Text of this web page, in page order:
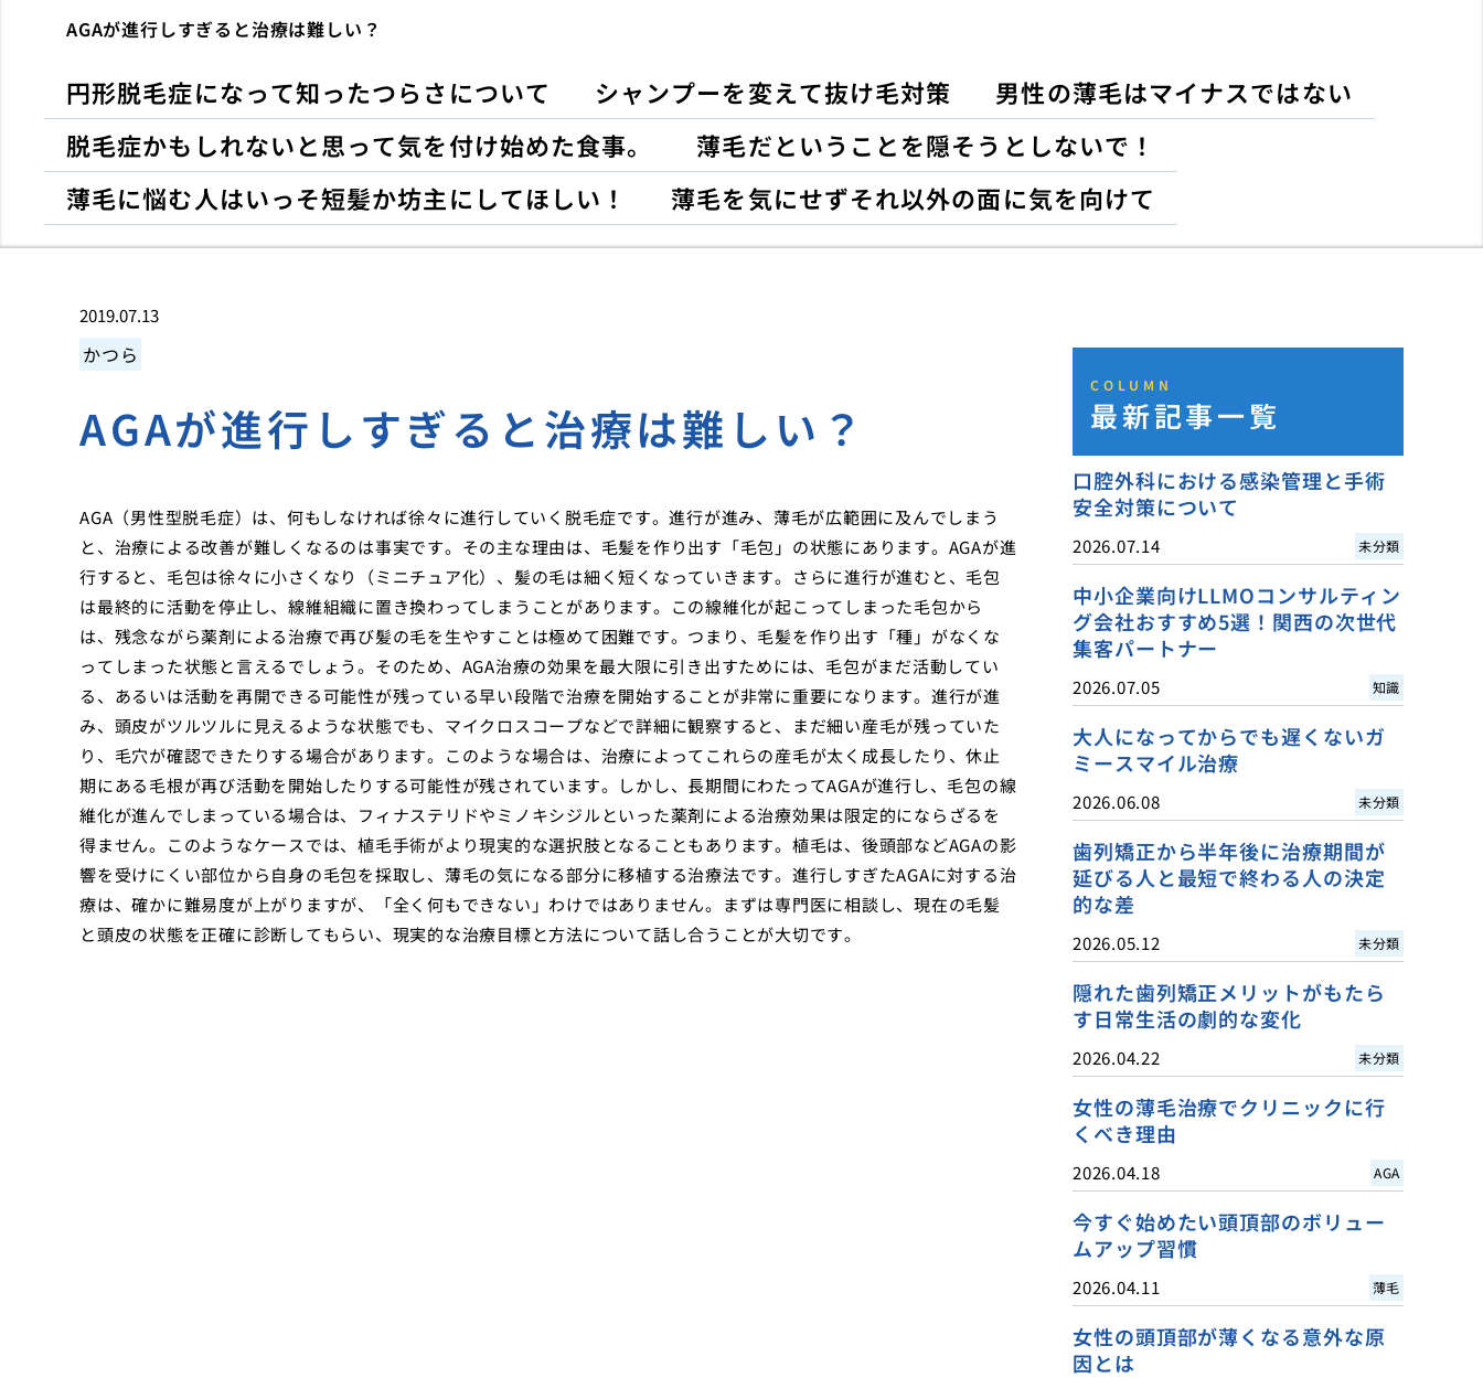
AGAが進行しすぎると治療は難しい？
円形脱毛症になって知ったつらさについて シャンプーを変えて抜け毛対策
男性の薄毛はマイナスではない
脱毛症かもしれないと思って気を付け始めた食事。
薄毛だということを隠そうとしないで！
薄毛に悩む人はいっそ短髪か坊主にしてほしい！
薄毛を気にせずそれ以外の面に気を向けて
2019.07.13
かつら
AGAが進行しすぎると治療は難しい？
AGA（男性型脱毛症）は、何もしなければ徐々に進行していく脱毛症です。進行が進み、薄毛が広範囲に及んでしまう
と、治療による改善が難しくなるのは事実です。その主な理由は、毛髪を作り出す「毛包」の状態にあります。AGAが進
行すると、毛包は徐々に小さくなり（ミニチュア化）、髪の毛は細く短くなっていきます。さらに進行が進むと、毛包
は最終的に活動を停止し、線維組織に置き換わってしまうことがあります。この線維化が起こってしまった毛包から
は、残念ながら薬剤による治療で再び髪の毛を生やすことは極めて困難です。つまり、毛髪を作り出す「種」がなくな
ってしまった状態と言えるでしょう。そのため、AGA治療の効果を最大限に引き出すためには、毛包がまだ活動してい
る、あるいは活動を再開できる可能性が残っている早い段階で治療を開始することが非常に重要になります。進行が進
み、頭皮がツルツルに見えるような状態でも、マイクロスコープなどで詳細に観察すると、まだ細い産毛が残っていた
り、毛穴が確認できたりする場合があります。このような場合は、治療によってこれらの産毛が太く成長したり、休止
期にある毛根が再び活動を開始したりする可能性が残されています。しかし、長期間にわたってAGAが進行し、毛包の線
維化が進んでしまっている場合は、フィナステリドやミノキシジルといった薬剤による治療効果は限定的にならざるを
得ません。このようなケースでは、植毛手術がより現実的な選択肢となることもあります。植毛は、後頭部などAGAの影
響を受けにくい部位から自身の毛包を採取し、薄毛の気になる部分に移植する治療法です。進行しすぎたAGAに対する治
療は、確かに難易度が上がりますが、「全く何もできない」わけではありません。まずは専門医に相談し、現在の毛髪
と頭皮の状態を正確に診断してもらい、現実的な治療目標と方法について話し合うことが大切です。
COLUMN
最新記事一覧
口腔外科における感染管理と手術
安全対策について
2026.07.14 未分類
中小企業向けLLMOコンサルティン
グ会社おすすめ5選！関西の次世代
集客パートナー
2026.07.05 知識
大人になってからでも遅くないガ
ミースマイル治療
2026.06.08 未分類
歯列矯正から半年後に治療期間が
延びる人と最短で終わる人の決定
的な差
2026.05.12 未分類
隠れた歯列矯正メリットがもたら
す日常生活の劇的な変化
2026.04.22 未分類
女性の薄毛治療でクリニックに行
くべき理由
2026.04.18 AGA
今すぐ始めたい頭頂部のボリュー
ムアップ習慣
2026.04.11 薄毛
女性の頭頂部が薄くなる意外な原
因とは